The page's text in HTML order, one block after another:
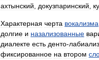
ахтынский
докузпаринский
Характерная черта вокализма
долгие и назализованные
диалекте есть денто-
фиксированное на втором